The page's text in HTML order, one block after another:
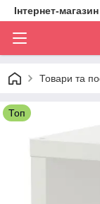
Інтернет-
Товари та
Топ